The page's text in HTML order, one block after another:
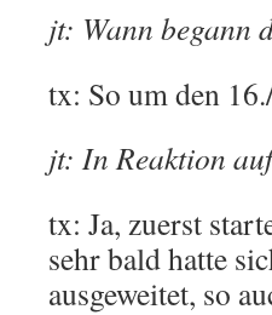
jt: Wann begann
tx: So um den
jt: In Reaktion
tx: Ja, zuerst
sehr bald hatte
ausgeweitet, so